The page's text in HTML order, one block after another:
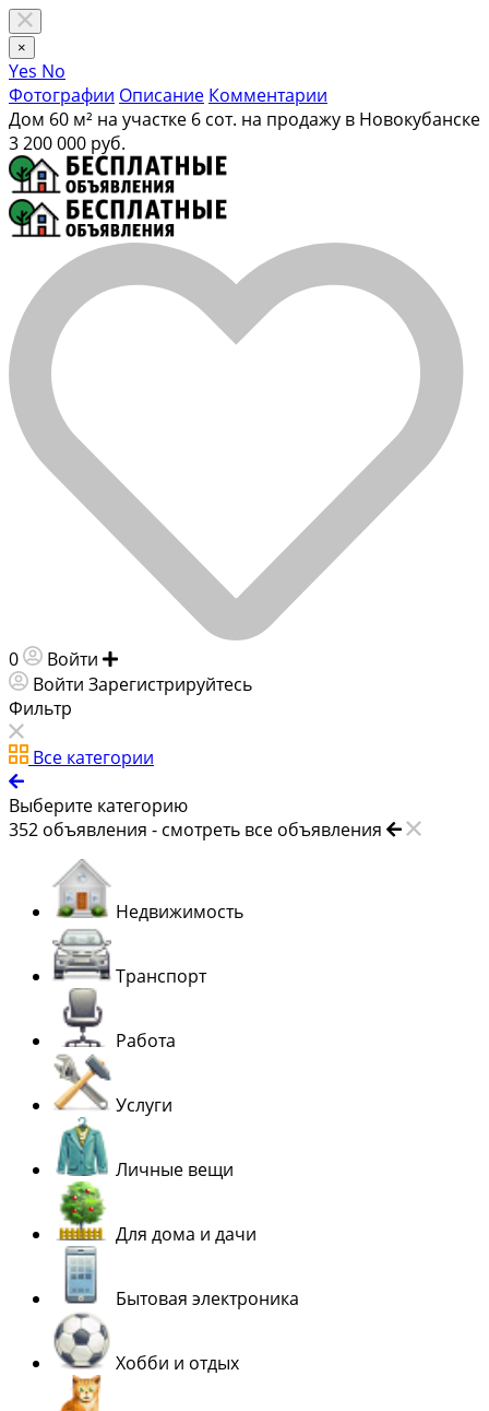
×
Yes No
Фотографии Описание Комментарии
Дом 60 м² на участке 6 сот. на продажу в Новокубанске
3 200 000 руб.
0 Войти
Войти Зарегистрируйтесь
Фильтр
Все категории
Выберите категорию
352 объявления - смотреть все объявления
Недвижимость
Транспорт
Работа
Услуги
Личные вещи
Для дома и дачи
Бытовая электроника
Хобби и отдых